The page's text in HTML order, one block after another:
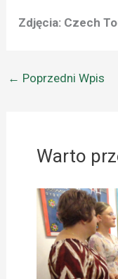
Zdjęcia: Czech
← Poprzedni Wpis
Warto